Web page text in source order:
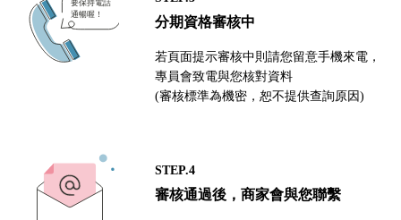
分期資格審核中
若頁面提示審核中則請您留意手機來電，
專員會致電與您核對資料
(審核標準為機密，恕不提供查詢原因)
STEP.4
審核通過後，商家會與您聯繫